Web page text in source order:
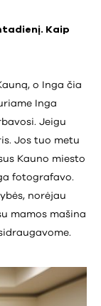
Kaip
o Inga čia
Inga
Jeigu
Jos tuo metu
Kauno miesto
fotografavo.
norėjau
mamos mašina